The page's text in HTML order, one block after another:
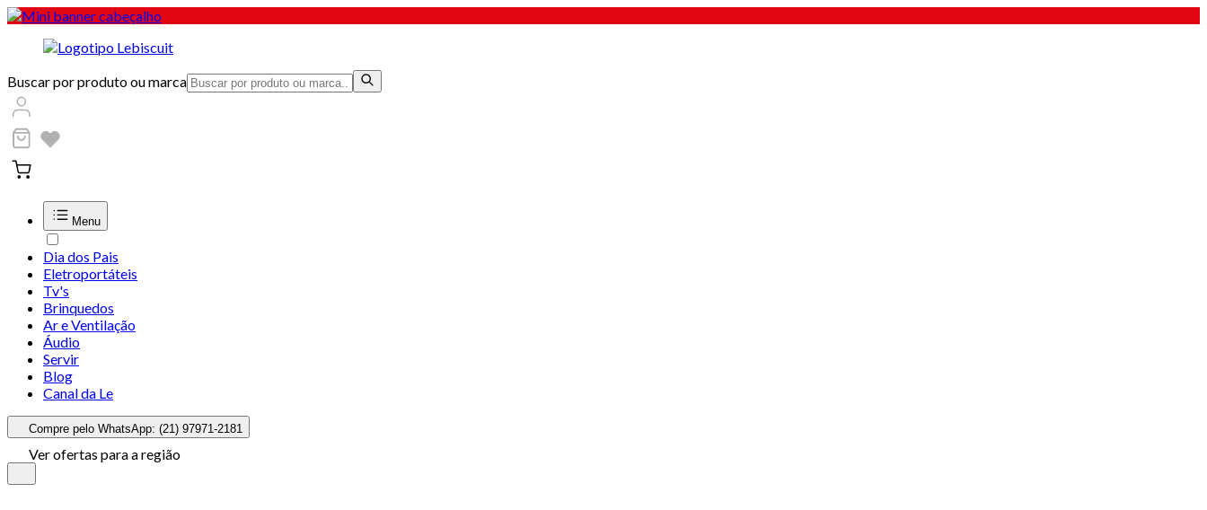
Buscar por produto ou marca
Menu
Dia dos Pais
Eletroportáteis
Tv's
Brinquedos
Ar e Ventilação
Áudio
Servir
Blog
Canal da Le
Compre pelo WhatsApp: (21) 97971-2181
Ver ofertas para a região